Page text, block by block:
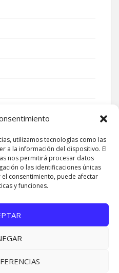
utilizamos tecnologías como las
a la información del dispositivo. El
nos permitirá procesar datos
o las identificaciones únicas
consentimiento, puede afectar
y funciones.